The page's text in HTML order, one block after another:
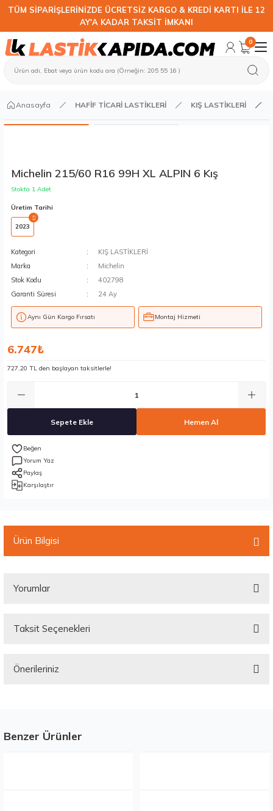
TÜM SİPARİŞLERİNİZDE ÜCRETSİZ KARGO & KREDİ KARTI İLE 12
AY'A KADAR TAKSİT İMKANI
0
Anasayfa HAFİF TİCARİ LASTİKLERİ KIŞ LASTİKLERİ
Michelin 215/60 R16 99H XL ALPIN 6 Kış
Stokta 1 Adet
Üretim Tarihi
2023
Kategori
KIŞ LASTİKLERİ
Marka
Michelin
Stok Kodu
402798
Garanti Süresi
24 Ay
Aynı Gün Kargo Fırsatı Montaj Hizmeti
6.747₺
727,20 TL den başlayan taksitlerle!
Sepete Ekle Hemen Al
Yorum Yaz
Paylaş
Karşılaştır
Ürün Bilgisi
Yorumlar
Taksit Seçenekleri
Önerileriniz
Görüş ve önerileriniz için teşekkür ederiz.
Benzer Ürünler